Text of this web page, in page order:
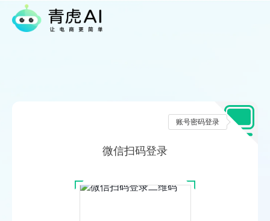
账号密码登录
微信扫码登录